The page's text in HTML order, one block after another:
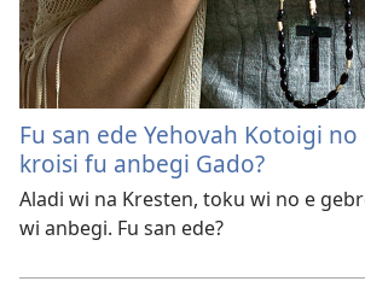
Fu san ede Yehovah Kotoigi
kroisi fu anbegi Gado?
Aladi wi na Kresten, toku wi no e
wi anbegi. Fu san ede?